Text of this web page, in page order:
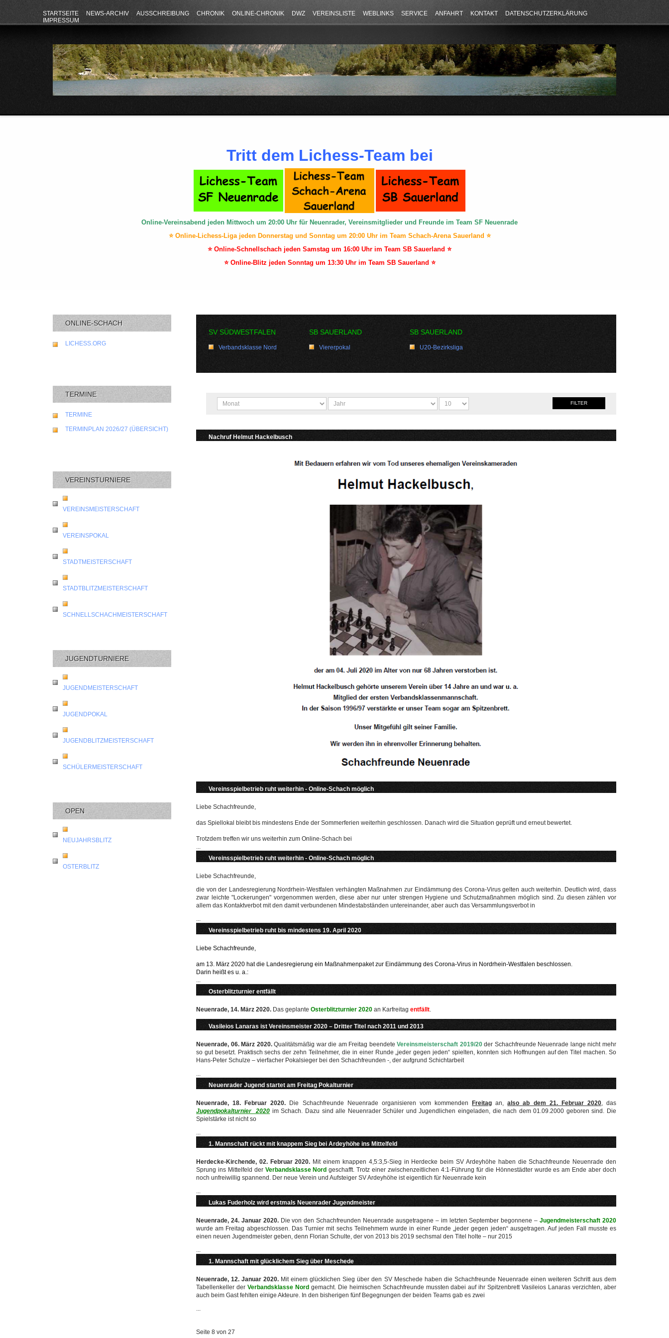
STARTSEITE NEWS-ARCHIV AUSSCHREIBUNG CHRONIK ONLINE-CHRONIK DWZ VEREINSLISTE WEBLINKS SERVICE ANFAHRT KONTAKT
DATENSCHUTZERKLÄRUNG
IMPRESSUM
Tritt dem Lichess-Team bei
Online-Vereinsabend jeden Mittwoch um 20:00 Uhr für Neuenrader, Vereinsmitglieder und Freunde im Team SF Neuenrade
⭐ Online-Lichess-Liga jeden Donnerstag und Sonntag um 20:00 Uhr im Team Schach-Arena Sauerland ⭐
⭐ Online-Schnellschach jeden Samstag um 16:00 Uhr im Team SB Sauerland ⭐
⭐ Online-Blitz jeden Sonntag um 13:30 Uhr im Team SB Sauerland ⭐
ONLINE-SCHACH
LICHESS.ORG
TERMINE
TERMINE
TERMINPLAN 2026/27 (ÜBERSICHT)
VEREINSTURNIERE
VEREINSMEISTERSCHAFT
VEREINSPOKAL
STADTMEISTERSCHAFT
STADTBLITZMEISTERSCHAFT
SCHNELLSCHACHMEISTERSCHAFT
JUGENDTURNIERE
JUGENDMEISTERSCHAFT
JUGENDPOKAL
JUGENDBLITZMEISTERSCHAFT
SCHÜLERMEISTERSCHAFT
OPEN
NEUJAHRSBLITZ
OSTERBLITZ
SV SÜDWESTFALEN
Verbandsklasse Nord
SB SAUERLAND
Viererpokal
SB SAUERLAND
U20-Bezirksliga
FILTER
Nachruf Helmut Hackelbusch
Vereinsspielbetrieb ruht weiterhin - Online-Schach möglich
Liebe Schachfreunde,
das Spiellokal bleibt bis mindestens Ende der Sommerferien weiterhin geschlossen. Danach wird die Situation geprüft und erneut bewertet.
Trotzdem treffen wir uns weiterhin zum Online-Schach bei
...
Vereinsspielbetrieb ruht weiterhin - Online-Schach möglich
Liebe Schachfreunde,
die von der Landesregierung Nordrhein-Westfalen verhängten Maßnahmen zur Eindämmung des Corona-Virus gelten auch weiterhin. Deutlich wird, dass
zwar leichte "Lockerungen" vorgenommen werden, diese aber nur unter strengen Hygiene und Schutzmaßnahmen möglich sind. Zu diesen zählen vor
allem das Kontaktverbot mit den damit verbundenen Mindestabständen untereinander, aber auch das Versammlungsverbot in
...
Vereinsspielbetrieb ruht bis mindestens 19. April 2020
Liebe Schachfreunde,
am 13. März 2020 hat die Landesregierung ein Maßnahmenpaket zur Eindämmung des Corona-Virus in Nordrhein-Westfalen beschlossen.
Darin heißt es u. a.:
...
Osterblitzturnier entfällt
Neuenrade, 14. März 2020. Das geplante Osterblitzturnier 2020 an Karfreitag entfällt.
Vasileios Lanaras ist Vereinsmeister 2020 – Dritter Titel nach 2011 und 2013
Neuenrade, 06. März 2020.Qualitätsmäßig war die am Freitag beendeteVereinsmeisterschaft 2019/20der Schachfreunde Neuenrade lange nicht mehr
so gut besetzt. Praktisch sechs der zehn Teilnehmer, die in einer Runde „jeder gegen jeden“ spielten, konnten sich Hoffnungen auf den Titel machen. So
Hans-Peter Schulze – vierfacher Pokalsieger bei den Schachfreunden -, der aufgrund Schichtarbeit
...
Neuenrader Jugend startet am Freitag Pokalturnier
Neuenrade, 18. Februar 2020. Die Schachfreunde Neuenrade organisieren vom kommenden Freitag an,also ab dem 21. Februar 2020,das
Jugendpokalturnier 2020 im Schach. Dazu sind alle Neuenrader Schüler und Jugendlichen eingeladen, die nach dem 01.09.2000 geboren sind. Die
Spielstärke ist nicht so
...
1. Mannschaft rückt mit knappem Sieg bei Ardeyhöhe ins Mittelfeld
Herdecke-Kirchende, 02. Februar 2020. Mit einem knappen 4,5:3,5-Sieg in Herdecke beim SV Ardeyhöhe haben die Schachfreunde Neuenrade den
Sprung ins Mittelfeld der Verbandsklasse Nord geschafft. Trotz einer zwischenzeitlichen 4:1-Führung für die Hönnestädter wurde es am Ende aber doch
noch unfreiwillig spannend. Der neue Verein und Aufsteiger SV Ardeyhöhe ist eigentlich für Neuenrade kein
...
Lukas Fuderholz wird erstmals Neuenrader Jugendmeister
Neuenrade, 24. Januar 2020.Die von den Schachfreunden Neuenrade ausgetragene – im letzten September begonnene –Jugendmeisterschaft 2020
wurde am Freitag abgeschlossen. Das Turnier mit sechs Teilnehmern wurde in einer Runde „jeder gegen jeden“ ausgetragen. Auf jeden Fall musste es
einen neuen Jugendmeister geben, denn Florian Schulte, der von 2013 bis 2019 sechsmal den Titel holte – nur 2015
...
1. Mannschaft mit glücklichem Sieg über Meschede
Neuenrade, 12. Januar 2020. Mit einem glücklichen Sieg über den SV Meschede haben die Schachfreunde Neuenrade einen weiteren Schritt aus dem
Tabellenkeller der Verbandsklasse Nord gemacht. Die heimischen Schachfreunde mussten dabei auf ihr Spitzenbrett Vasileios Lanaras verzichten, aber
auch beim Gast fehlten einige Akteure. In den bisherigen fünf Begegnungen der beiden Teams gab es zwei
...
Seite 8 von 27